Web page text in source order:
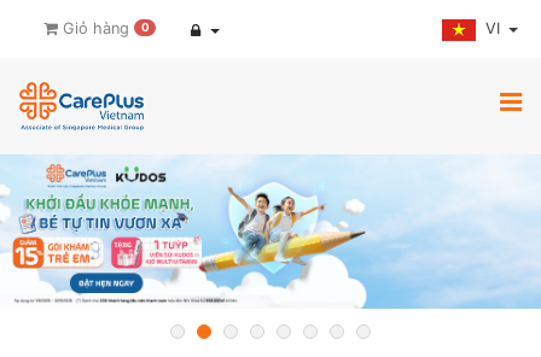
Giỏ hàng 0 VI